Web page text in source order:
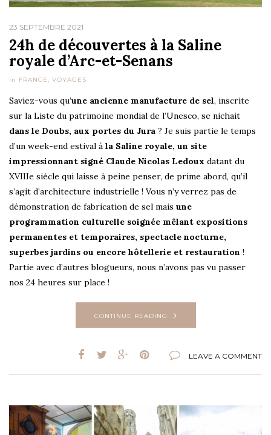
23 SEPTEMBRE 2021
24h de découvertes à la Saline
royale d’Arc-et-Senans
In FRANCE, VOYAGES
Saviez-vous qu’une ancienne manufacture de sel, inscrite
sur la Liste du patrimoine mondial de l’Unesco, se nichait
dans le Doubs, aux portes du Jura ? Je suis partie le temps
d’un week-end estival à la Saline royale, un site
impressionnant signé Claude Nicolas Ledoux datant du
XVIIIe siècle qui laisse à peine penser, de prime abord, qu’il
s’agit d’architecture industrielle ! Vous n’y verrez pas de
démonstration de fabrication de sel mais une
programmation culturelle soignée mêlant expositions
permanentes et temporaires, spectacle nocturne,
superbes jardins ou encore hôtellerie et restauration !
Partie avec d’autres blogueurs, nous n’avons pas vu passer
nos 24 heures sur place !
CONTINUE READING
LEAVE A COMMENT